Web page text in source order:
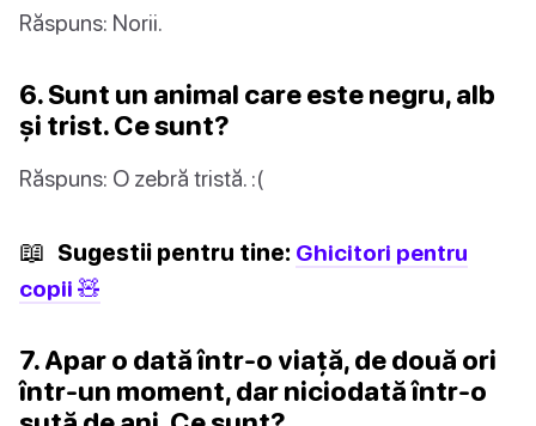
Răspuns: Norii.
6. Sunt un animal care este negru, alb
și trist. Ce sunt?
Răspuns: O zebră tristă. :(
📖 Sugestii pentru tine: Ghicitori pentru
copii 🧸
7. Apar o dată într-o viață, de două ori
într-un moment, dar niciodată într-o